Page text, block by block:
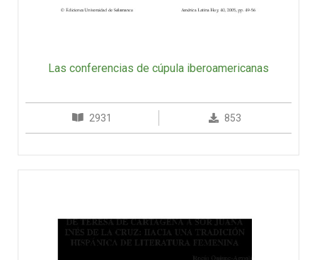
Las conferencias de cúpula iberoamericanas
2931 853